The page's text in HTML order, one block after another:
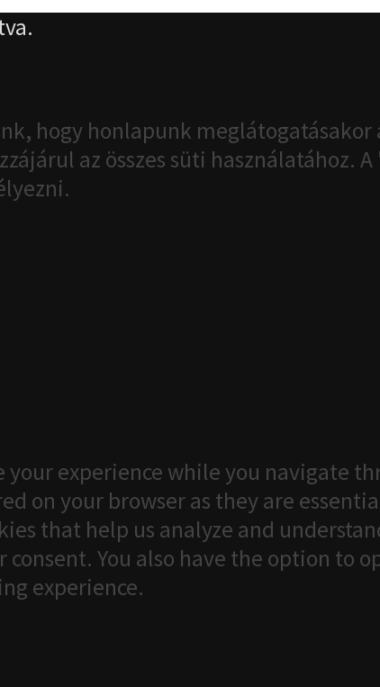
hogy honlapunk meglátogatásakor
az összes süti
your experience while you navigate
on your browser as they are
that help us analyze and
You also have the option to
experience.